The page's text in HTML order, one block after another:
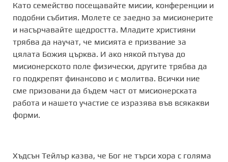
Като семейство посещавайте мисии, конференции и
подобни събития. Молете се заедно за мисионерите
и насърчавайте щедростта. Младите християни
трябва да научат, че мисията е призвание за
цялата Божия църква. И ако някой пътува до
мисионерското поле физически, другите трябва да
го подкрепят финансово и с молитва. Всички ние
сме призовани да бъдем част от мисионерската
работа и нашето участие се изразява във всякакви
форми.
Хъдсън Тейлър казва, че Бог не търси хора с голяма